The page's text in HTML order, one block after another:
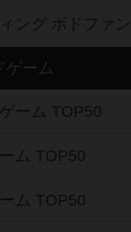
ング ボドファン
ゲーム
ーム TOP50
ム TOP50
ム TOP50